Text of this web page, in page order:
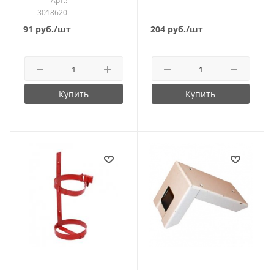
3018620
91 руб./шт
Купить
204руб./шт
Купить